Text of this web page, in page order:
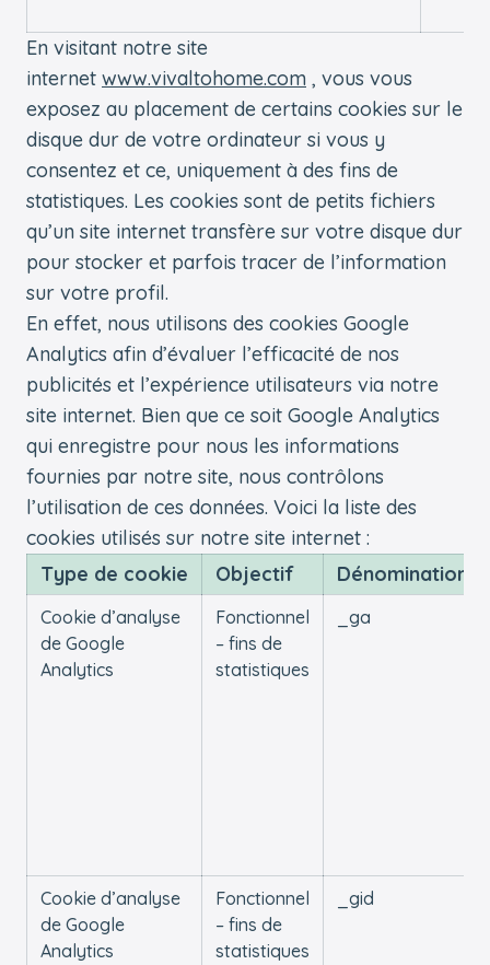
En visitant notre site
internet www.vivaltohome.com , vous vous
exposez au placement de certains cookies sur le
disque dur de votre ordinateur si vous y
consentez et ce, uniquement à des fins de
statistiques. Les cookies sont de petits fichiers
qu’un site internet transfère sur votre disque dur
pour stocker et parfois tracer de l’information
sur votre profil.
En effet, nous utilisons des cookies Google
Analytics afin d’évaluer l’efficacité de nos
publicités et l’expérience utilisateurs via notre
site internet. Bien que ce soit Google Analytics
qui enregistre pour nous les informations
fournies par notre site, nous contrôlons
l’utilisation de ces données. Voici la liste des
cookies utilisés sur notre site internet :
Type de cookie
Objectif Dénomination
Cookie d’analyse
de Google
Analytics
Fonctionnel
– fins de
statistiques
_ga
Cookie d’analyse
de Google
Analytics
Fonctionnel
– fins de
statistiques
_gid